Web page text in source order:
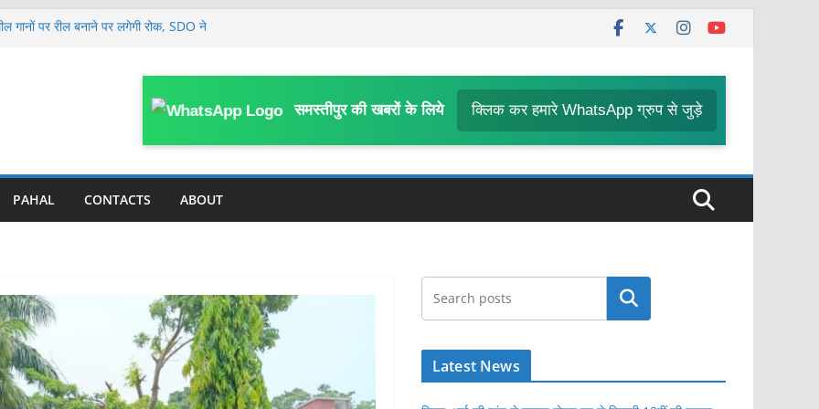
गानों पर रील बनाने पर लगेगी रोक, SDO ने
किट हुई खत्म, वार्ड में भी कोई व्यवस्था नहीं;
की समस्याएं सुनीं, अधिकारियों को समयबद्ध
समस्तीपुर की खबरों के लिये क्लिक कर हमारे WhatsApp ग्रुप से जुड़े
PAHAL CONTACTS ABOUT
खोजें
Latest News